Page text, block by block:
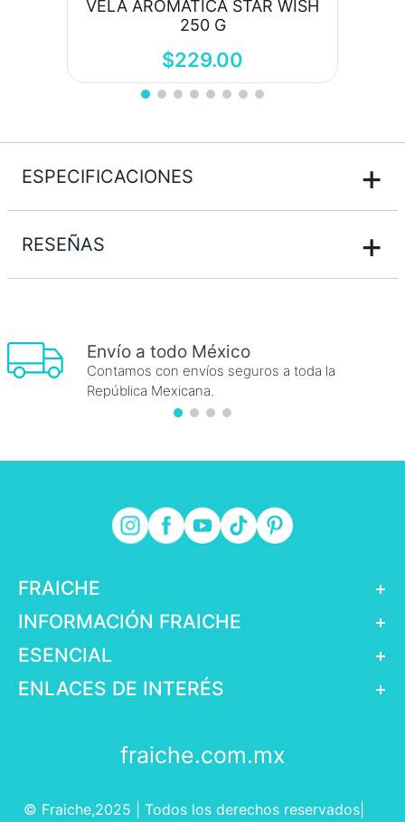
VELA AROMATICA STAR WISH
250 G
$229.00
ESPECIFICACIONES +
RESEÑAS +
Envío a todo México
Contamos con envíos seguros a toda la
República Mexicana.
FRAICHE
+
INFORMACIÓN FRAICHE
+
ESENCIAL
+
ENLACES DE INTERÉS
+
fraiche.com.mx
© Fraiche,2025 | Todos los derechos reservados|